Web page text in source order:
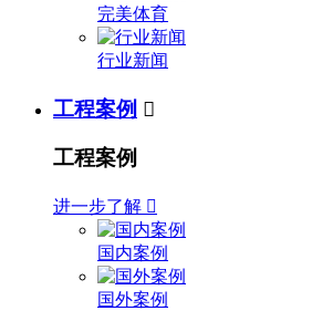
完美体育
行业新闻
工程案例 
工程案例
进一步了解 
国内案例
国外案例